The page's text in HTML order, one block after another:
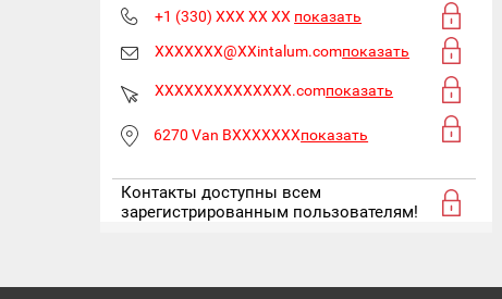
+1 (330) XXX XX XX показать
XXXXXXX@XXintalum.comпоказать
XXXXXXXXXXXXXX.comпоказать
6270 Van BXXXXXXXпоказать
Контакты доступны всем
зарегистрированным пользователям!